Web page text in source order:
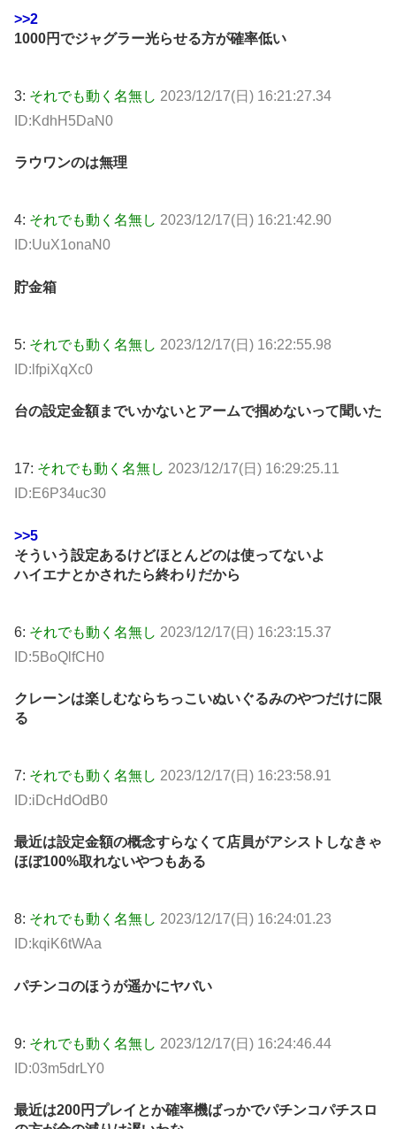
>>2
1000円でジャグラー光らせる方が確率低い
3: それでも動く名無し 2023/12/17(日) 16:21:27.34
ID:KdhH5DaN0
ラウワンのは無理
4: それでも動く名無し 2023/12/17(日) 16:21:42.90
ID:UuX1onaN0
貯金箱
5: それでも動く名無し 2023/12/17(日) 16:22:55.98
ID:lfpiXqXc0
台の設定金額までいかないとアームで掴めないって聞いた
17: それでも動く名無し 2023/12/17(日) 16:29:25.11
ID:E6P34uc30
>>5
そういう設定あるけどほとんどのは使ってないよ
ハイエナとかされたら終わりだから
6: それでも動く名無し 2023/12/17(日) 16:23:15.37
ID:5BoQlfCH0
クレーンは楽しむならちっこいぬいぐるみのやつだけに限
る
7: それでも動く名無し 2023/12/17(日) 16:23:58.91
ID:iDcHdOdB0
最近は設定金額の概念すらなくて店員がアシストしなきゃ
ほぼ100%取れないやつもある
8: それでも動く名無し 2023/12/17(日) 16:24:01.23
ID:kqiK6tWAa
パチンコのほうが遥かにヤバい
9: それでも動く名無し 2023/12/17(日) 16:24:46.44
ID:03m5drLY0
最近は200円プレイとか確率機ばっかでパチンコパチスロ